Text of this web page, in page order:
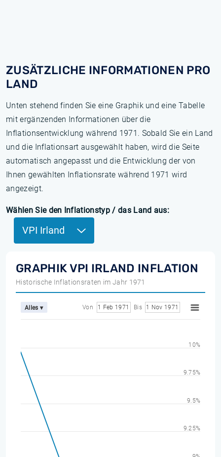
ZUSÄTZLICHE INFORMATIONEN PRO
LAND
Unten stehend finden Sie eine Graphik und eine Tabelle
mit ergänzenden Informationen über die
Inflationsentwicklung während 1971. Sobald Sie ein Land
und die Inflationsart ausgewählt haben, wird die Seite
automatisch angepasst und die Entwicklung der von
Ihnen gewählten Inflationsrate während 1971 wird
angezeigt.
Wählen Sie den Inflationstyp / das Land aus:
VPI Irland
GRAPHIK VPI IRLAND INFLATION
Historische Inflationsraten im Jahr 1971
Alles ▾ Von 1 Feb 1971 Bis 1 Nov 1971
9.25%
9.5%
9.75%
10%